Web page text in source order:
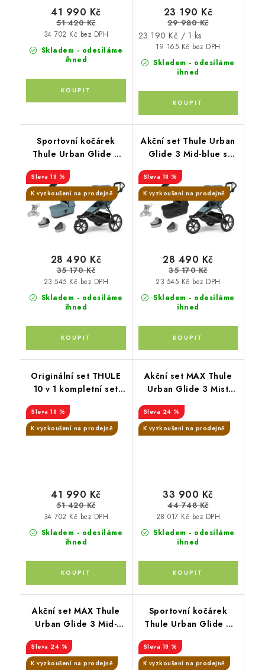
Skladem - odesíláme
ihned
34 702 Kč bez DPH
41 990 Kč
51 420 Kč
Skladem - odesíláme
ihned
19 165 Kč bez DPH
23 190 Kč
29 980 Kč
Měrná
cena:
23 190 Kč / 1 ks
Sportovní kočárek
Thule Urban Glide 3
magnetickou přezkou +
korbička Mid blue +
orig. příslušenství
THULE
18 %
K vyzkoušení na prodejně
Skladem - odesíláme
ihned
23 545 Kč bez DPH
28 490 Kč
35 170 Kč
Akční set Thule Urban
Glide 3 Mid-blue s
korba Black+originální
příslušenství THULE
18 %
K vyzkoušení na prodejně
Skladem - odesíláme
ihned
23 545 Kč bez DPH
28 490 Kč
35 170 Kč
Originální set THULE
10 v 1 kompletní set
barevná kombinace
Mid blue,Mid blue, Mid
blue
18 %
K vyzkoušení na prodejně
Skladem - odesíláme
ihned
34 702 Kč bez DPH
41 990 Kč
51 420 Kč
Akční set MAX Thule
Urban Glide 3 Mist
Green + korba black +
SnugLite midnight
24 %
K vyzkoušení na prodejně
Skladem - odesíláme
ihned
28 017 Kč bez DPH
33 900 Kč
44 748 Kč
Akční set MAX Thule
Urban Glide 3 Mid-
blue + korba Tinted
Taupe + SnugLite
midnight
24 %
K vyzkoušení na prodejně
Sportovní kočárek
Thule Urban Glide 3
Tinted Taupe+
korbička Mid Blue +
originální příslušenstvi
18 %
K vyzkoušení na prodejně